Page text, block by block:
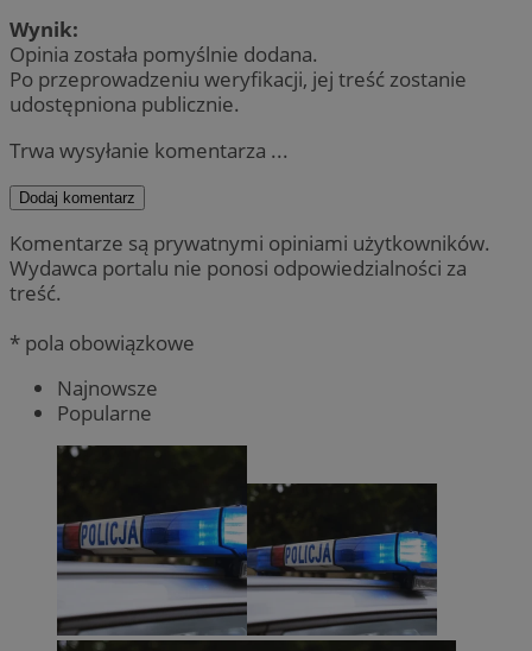
Wynik:
Opinia została pomyślnie dodana.
Po przeprowadzeniu weryfikacji, jej treść zostanie
udostępniona publicznie.
Trwa wysyłanie komentarza ...
Dodaj komentarz
Komentarze są prywatnymi opiniami użytkowników.
Wydawca portalu nie ponosi odpowiedzialności za
treść.
* pola obowiązkowe
Najnowsze
Popularne